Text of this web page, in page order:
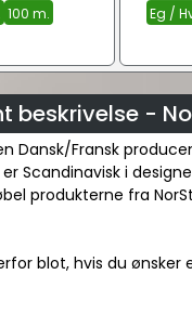
100 m. Eg /
beskrivelse -
Dansk/Fransk
Scandinavisk i
produkterne fra
blot, hvis du ønsker